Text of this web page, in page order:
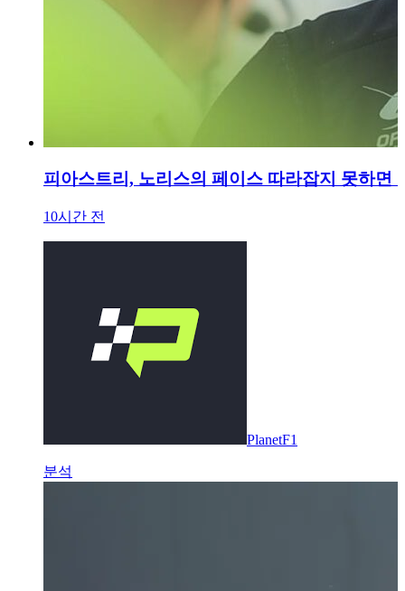
피아스트리, 노리스의 페이스 따라잡지 못하면
10시간 전
PlanetF1
분석